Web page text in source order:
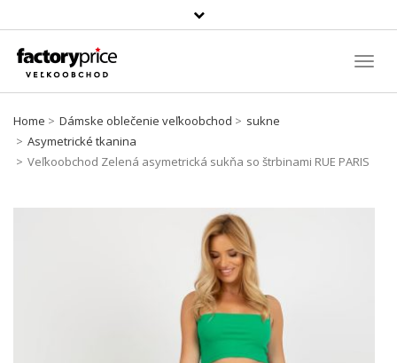
Szukaj
produktu
Home Dámske oblečenie veľkoobchod
sukne
Asymetrické tkanina
Veľkoobchod Zelená asymetrická sukňa so štrbinami RUE PARIS